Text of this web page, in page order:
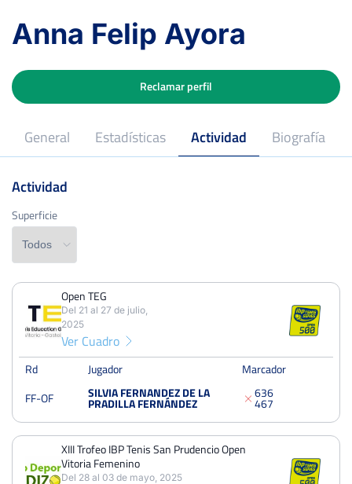
Anna Felip Ayora
General Estadísticas Actividad Biografía
Reclamar perfil
Superficie
PERDIDOS
10
PERDIDOS SETS
20
PERDIDOS JUEGOS GANADOS
125 181 56
Actividad
Superficie
Open TEG
Del 21 al 27 de julio,
2025
Ver Cuadro
Rd Jugador
Marcador
FF-OF
SILVIA FERNANDEZ DE LA
PRADILLA FERNÁNDEZ
6
4
3
6
6
7
XIII Trofeo IBP Tenis San Prudencio Open
Vitoria Femenino
Del 28 al 03 de mayo, 2025